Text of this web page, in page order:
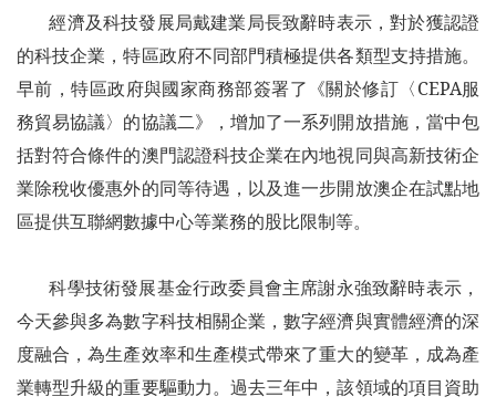
經濟及科技發展局戴建業局長致辭時表示，對於獲認證
的科技企業，特區政府不同部門積極提供各類型支持措施。
早前，特區政府與國家商務部簽署了《關於修訂〈CEPA服
務貿易協議〉的協議二》，增加了一系列開放措施，當中包
括對符合條件的澳門認證科技企業在內地視同與高新技術企
業除稅收優惠外的同等待遇，以及進一步開放澳企在試點地
區提供互聯網數據中心等業務的股比限制等。
科學技術發展基金行政委員會主席謝永強致辭時表示，
今天參與多為數字科技相關企業，數字經濟與實體經濟的深
度融合，為生產效率和生產模式帶來了重大的變革，成為產
業轉型升級的重要驅動力。過去三年中，該領域的項目資助